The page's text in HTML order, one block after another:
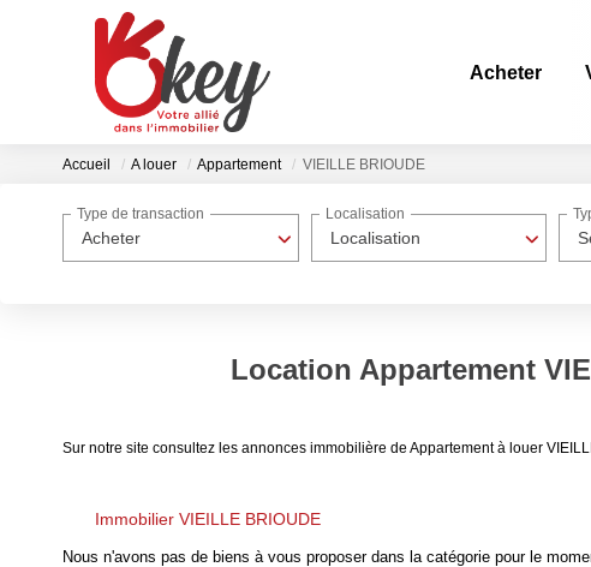
Acheter
Accueil A louer Appartement VIEILLE BRIOUDE
Acheter
Type de transaction
Localisation
Localisation
Location Appartement
Sur notre site consultez les annonces immobilière de Appartement à louer
Immobilier VIEILLE BRIOUDE
Nous n'avons pas de biens à vous proposer dans la catégorie pour le